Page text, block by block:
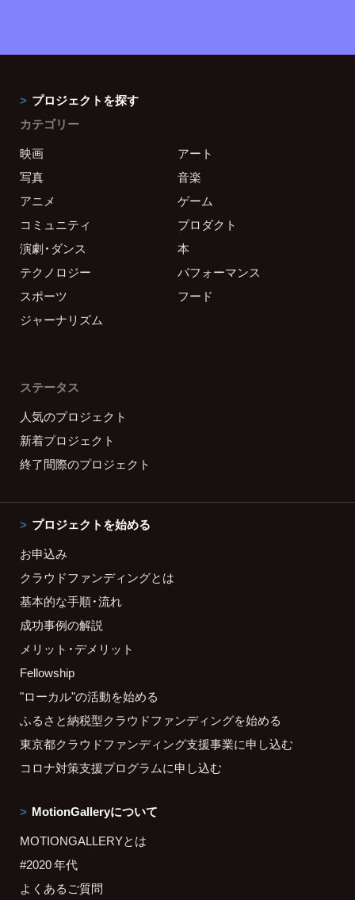
プロジェクトを探す
カテゴリー
映画
アート
写真
音楽
アニメ
ゲーム
コミュニティ
プロダクト
演劇・ダンス
本
テクノロジー
パフォーマンス
スポーツ
フード
ジャーナリズム
ステータス
人気のプロジェクト
新着プロジェクト
終了間際のプロジェクト
プロジェクトを始める
お申込み
クラウドファンディングとは
基本的な手順・流れ
成功事例の解説
メリット・デメリット
Fellowship
"ローカル"の活動を始める
ふるさと納税型クラウドファンディングを始める
東京都クラウドファンディング支援事業に申し込む
コロナ対策支援プログラムに申し込む
MotionGalleryについて
MOTIONGALLERYとは
#2020 年代
よくあるご質問